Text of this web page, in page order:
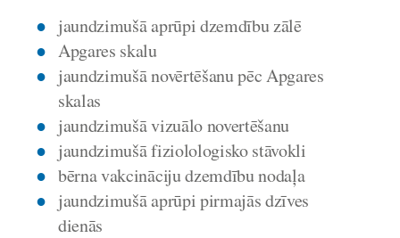
jaundzimušā aprūpi dzemdību zālē
Apgares skalu
jaundzimušā novērtēšanu pēc Apgares
skalas
jaundzimušā vizuālo novertēšanu
jaundzimušā fiziolologisko stāvokli
bērna vakcināciju dzemdību nodaļa
jaundzimušā aprūpi pirmajās dzīves
dienās